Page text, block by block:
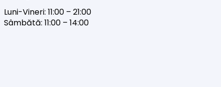
Luni-Vineri: 11:00 – 21:00
Sâmbătă: 11:00 – 14:00